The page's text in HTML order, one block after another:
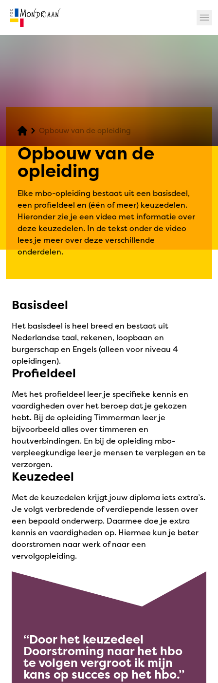
Opbouw van de opleiding
Opbouw van de
opleiding
Elke mbo-opleiding bestaat uit een basisdeel,
een profieldeel en (één of meer) keuzedelen.
Hieronder zie je een video met informatie over
deze keuzedelen. In de tekst onder de video
lees je meer over deze verschillende
onderdelen.
Basisdeel
Het basisdeel is heel breed en bestaat uit
Nederlandse taal, rekenen, loopbaan en
burgerschap en Engels (alleen voor niveau 4
opleidingen).
Profieldeel
Met het profieldeel leer je specifieke kennis en
vaardigheden over het beroep dat je gekozen
hebt. Bij de opleiding Timmerman leer je
bijvoorbeeld alles over timmeren en
houtverbindingen. En bij de opleiding mbo-
verpleegkundige leer je mensen te verplegen en te
verzorgen.
Keuzedeel
Met de keuzedelen krijgt jouw diploma iets extra’s.
Je volgt verbredende of verdiepende lessen over
een bepaald onderwerp. Daarmee doe je extra
kennis en vaardigheden op. Hiermee kun je beter
doorstromen naar werk of naar een
vervolgopleiding.
Door het keuzedeel
Doorstroming naar het hbo
te volgen vergroot ik mijn
kans op succes op het hbo.